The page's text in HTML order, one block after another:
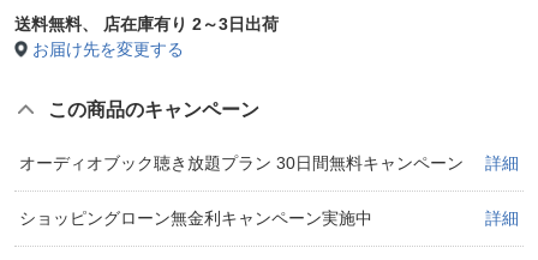
送料無料、
店在庫有り 2～3日出荷
お届け先を変更する
この商品のキャンペーン
オーディオブック聴き放題プラン 30日間無料キャンペーン 詳細
ショッピングローン無金利キャンペーン実施中 詳細